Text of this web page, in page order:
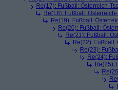
Re(17): Fußball: Österreich-
Re(18): Fußball:
Re(19): Fußball:
Re(20): Fußball:
Re(21): Fußball:
Re(22): Fußball:
Re(23):
Re(24):
Re(25):